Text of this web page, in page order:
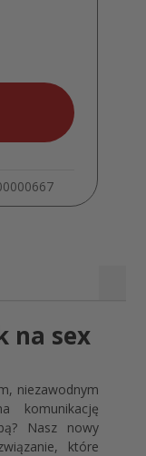
na sex
niezawodnym
komunikację
Nasz nowy
które